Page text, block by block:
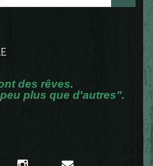
des rêves.
plus que d'autres".